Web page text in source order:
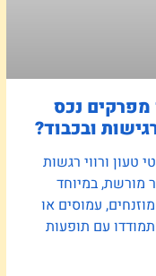
מפרקים נכס
ובכבוד?
טעון ורווי רגשות
מורשת, במיוחד
עמוסים או
עם תופעות